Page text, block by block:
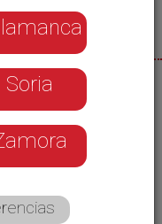
casos de
que sufrir los
y de la línea
de huelga
que reclaman
Soria